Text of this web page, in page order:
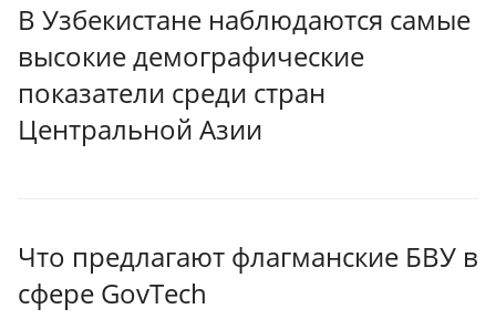
В Узбекистане наблюдаются самые
высокие демографические
показатели среди стран
Центральной Азии
Что предлагают флагманские БВУ в
сфере GovTech